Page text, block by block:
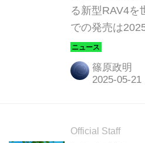
る新型RAV4を
での発売は
る。なお、こ
は、すべてプ
る。
篠原政明
Official Staff